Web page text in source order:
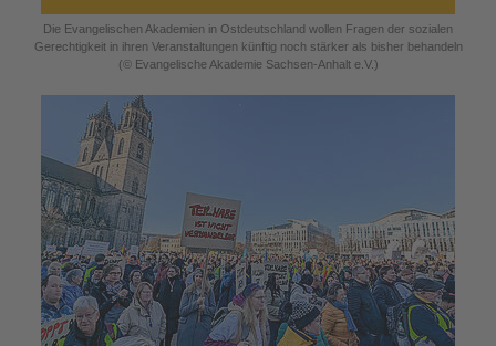
Die Evangelischen Akademien in Ostdeutschland wollen Fragen der sozialen
Gerechtigkeit in ihren Veranstaltungen künftig noch stärker als bisher behandeln
(© Evangelische Akademie Sachsen-Anhalt e.V.)